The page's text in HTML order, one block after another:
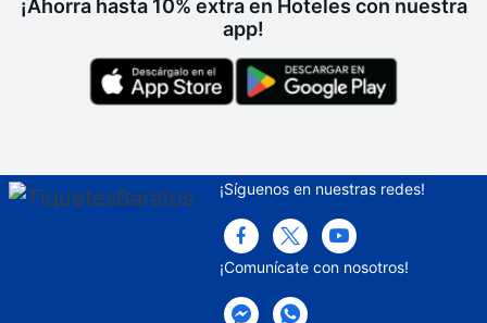
Servicios con cargo extra
Desayuno disponible
¡Ahorra hasta 10% extra en Hoteles con nuestra
app!
¡Síguenos en nuestras redes!
¡Comunícate con nosotros!